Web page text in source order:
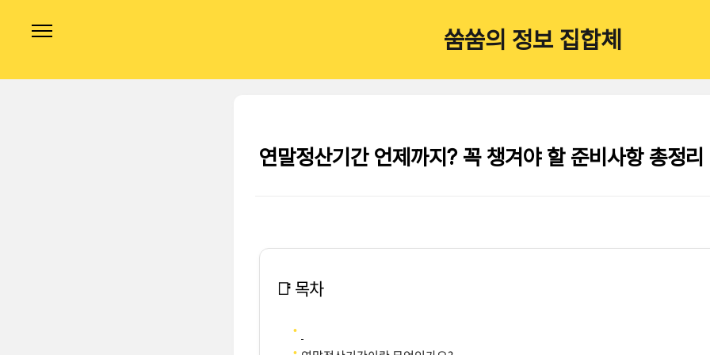
쑴쑴의 정보 집합체
연말정산기간 언제까지? 꼭 챙겨야 할 준비사항 총정리
📑 목차